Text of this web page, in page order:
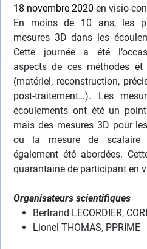
18 novembre 2020 en visio-
En moins de 10 ans, les
mesures 3D dans les
Cette journée a été
aspects de ces méthodes et
(matériel, reconstruction,
post-traitement…). Les
écoulements ont été un
mais des mesures 3D pour
ou la mesure de scalaire
également été abordées.
quarantaine de participant en
Organisateurs scientifiques
Bertrand LECORDIER,
Lionel THOMAS, PPRIME